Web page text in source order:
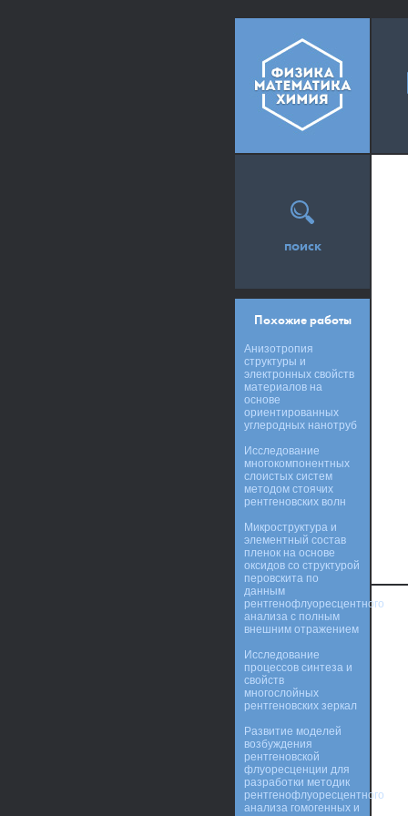
поиск
Похожие работы
Анизотропия
структуры и
электронных свойств
материалов на
основе
ориентированных
углеродных нанотруб
Исследование
многокомпонентных
слоистых систем
методом стоячих
рентгеновских волн
Микроструктура и
элементный состав
пленок на основе
оксидов со структурой
перовскита по
данным
рентгенофлуоресцентного
анализа с полным
внешним отражением
Исследование
процессов синтеза и
свойств
многослойных
рентгеновских зеркал
Развитие моделей
возбуждения
рентгеновской
флуоресценции для
разработки методик
рентгенофлуоресцентного
анализа гомогенных и